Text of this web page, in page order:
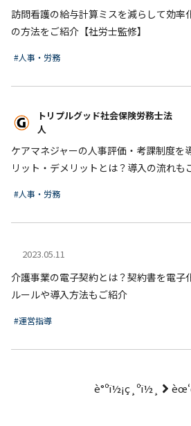
訪問看護の給与計算ミスを減らして効率
の方法をご紹介【社労士監修】
#人事・労務
トリプルグッド社会保険労務士法
人
ケアマネジャーの人事評価・考課制度を
リット・デメリットとは？導入の流れも
#人事・労務
2023.05.11
介護事業の電子契約とは？契約書を電子
ルールや導入方法もご紹介
#運営指導